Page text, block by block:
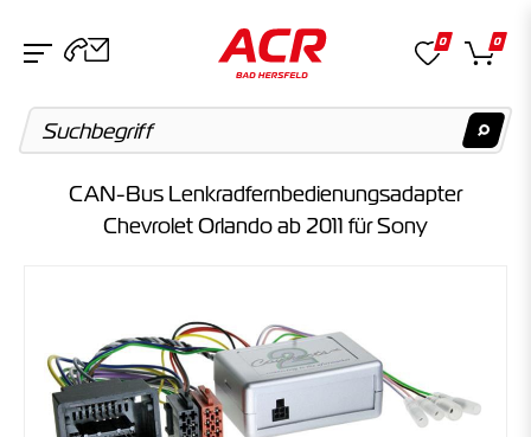
Keine Suchergebnisse gefunden.
0 0
CAN-Bus Lenkradfernbedienungsadapter
Chevrolet Orlando ab 2011 für Sony